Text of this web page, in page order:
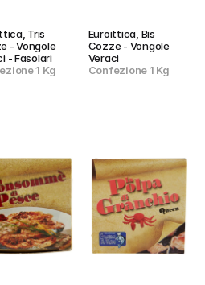
Tris
- Vongole
- Fasolari
1 Kg
Euroittica, Bis
Cozze - Vongole
Veraci
Confezione 1 Kg